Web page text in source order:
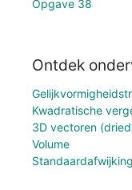
Opgave 38
Ontdek
Kwadratische
3D vectoren
Volume
Standaardafwijking